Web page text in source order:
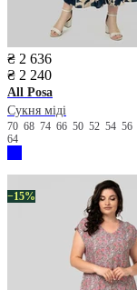
₴ 2 636
₴ 2 240
All Posa
Сукня міді
70 68 74 66 50 52 54 56
64
−15%